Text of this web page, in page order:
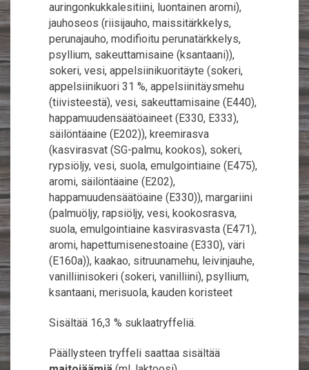
auringonkukkalesitiini, luontainen aromi),
jauhoseos (riisijauho, maissitärkkelys,
perunajauho, modifioitu perunatärkkelys,
psyllium, sakeuttamisaine (ksantaani)),
sokeri, vesi, appelsiinikuoritäyte (sokeri,
appelsiinikuori 31 %, appelsiinitäysmehu
(tiivisteestä), vesi, sakeuttamisaine (E440),
happamuudensäätöaineet (E330, E333),
säilöntäaine (E202)), kreemirasva
(kasvirasvat (SG-palmu, kookos), sokeri,
rypsiöljy, vesi, suola, emulgointiaine (E475),
aromi, säilöntäaine (E202),
happamuudensäätöaine (E330)), margariini
(palmuöljy, rapsiöljy, vesi, kookosrasva,
suola, emulgointiaine kasvirasvasta (E471),
aromi, hapettumisenestoaine (E330), väri
(E160a)), kaakao, sitruunamehu, leivinjauhe,
vanilliinisokeri (sokeri, vanilliini), psyllium,
ksantaani, merisuola, kauden koristeet
Sisältää 16,3 % suklaatryffeliä.
Päällysteen tryffeli saattaa sisältää